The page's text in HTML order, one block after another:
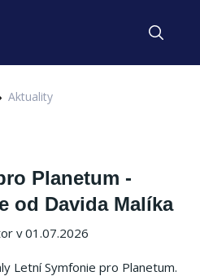
Aktuality
Planetum -
od Davida Malíka
v 01.07.2026
Letní Symfonie pro Planetum.